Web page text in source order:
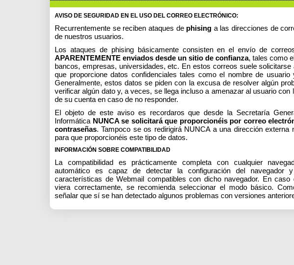
AVISO DE SEGURIDAD EN EL USO DEL CORREO ELECTRÓNICO:
Recurrentemente se reciben ataques de phising a las direcciones de
de nuestros usuarios.
Los ataques de phising básicamente consisten en el envío de
APARENTEMENTE enviados desde un sitio de confianza, tales como
bancos, empresas, universidades, etc. En estos correos suele solicitarse
que proporcione datos confidenciales tales como el nombre de usuario
Generalmente, estos datos se piden con la excusa de resolver algún
verificar algún dato y, a veces, se llega incluso a amenazar al usuario con
de su cuenta en caso de no responder.
El objeto de este aviso es recordaros que desde la Secretaría
Informática NUNCA se solicitará que proporcionéis por correo
contraseñas. Tampoco se os redirigirá NUNCA a una dirección externa
para que proporcionéis este tipo de datos.
INFORMACIÓN SOBRE COMPATIBILIDAD
La compatibilidad es prácticamente completa con cualquier
automático es capaz de detectar la configuración del navegador
características de Webmail compatibles con dicho navegador. En
viera correctamente, se recomienda seleccionar el modo básico.
señalar que sí se han detectado algunos problemas con versiones